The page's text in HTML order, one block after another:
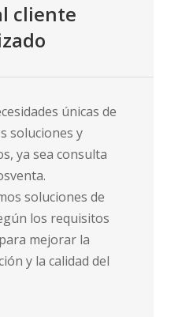
cliente
únicas de
soluciones y
ya sea consulta
soluciones de
los requisitos
mejorar la
y la calidad del